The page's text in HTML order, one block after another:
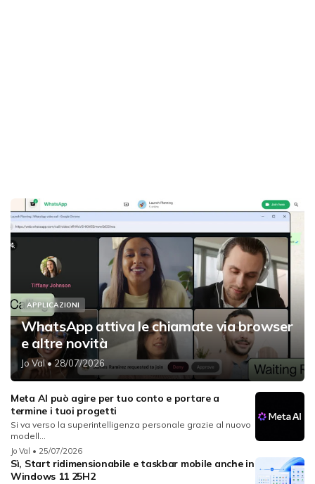
APPLICAZIONI
WhatsApp attiva le chiamate via browser
e altre novità
Jo Val• 28/07/2026
Meta AI può agire per tuo conto e portare a
termine i tuoi progetti
Si va verso la superintelligenza personale grazie al nuovo
modell...
Jo Val • 25/07/2026
Sì, Start ridimensionabile e taskbar mobile anche in
Windows 11 25H2